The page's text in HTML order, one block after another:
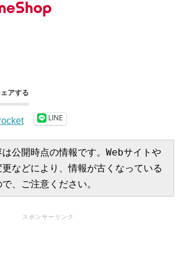
アする
LINE
公開時点の情報です。Webサイトや
などにより、情報が古くなっている
、ご注意ください。
スポンサーリンク